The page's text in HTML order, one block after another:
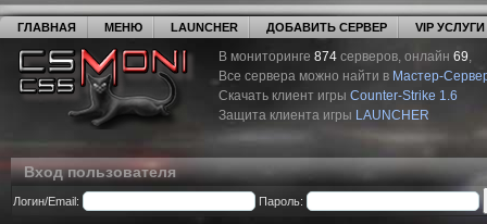
ГЛАВНАЯ МЕНЮ LAUNCHER ДОБАВИТЬ СЕРВЕР VIP УСЛУГИ
В мониторинге 874 серверов, онлайн 69,
Все сервера можно найти в Мастер-
Скачать клиент игры Counter-Strike 1.6
Защита клиента игры LAUNCHER
Вход пользователя
Логин/Email: Пароль: